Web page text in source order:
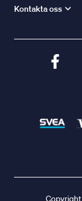
Kontakta oss